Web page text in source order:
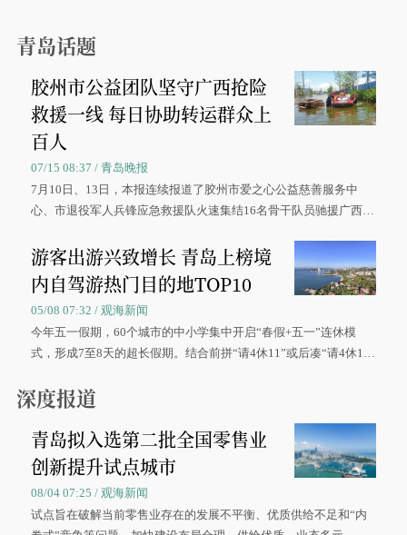
青岛话题
胶州市公益团队坚守广西抢险
救援一线 每日协助转运群众上
百人
07/15 08:37 / 青岛晚报
7月10日、13日，本报连续报道了胶州市爱之心公益慈善服务中
心、市退役军人兵锋应急救援队火速集结16名骨干队员驰援广西灾
游客出游兴致增长 青岛上榜境
内自驾游热门目的地TOP10
05/08 07:32 / 观海新闻
今年五一假期，60个城市的中小学集中开启“春假+五一”连休模
式，形成7至8天的超长假期。结合前拼“请4休11”或后凑“请4休1
深度报道
青岛拟入选第二批全国零售业
创新提升试点城市
08/04 07:25 / 观海新闻
试点旨在破解当前零售业存在的发展不平衡、优质供给不足和“内